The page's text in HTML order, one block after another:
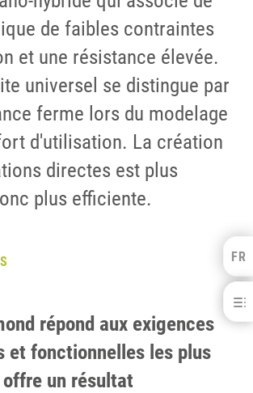
FR
BÉNÉFICES
TELECHARGEMENTS
CONTACT
PRODUITS ASSOCIÉS
de faibles contraintes
et une résistance élevée.
universel se distingue par
ferme lors du modelage
d'utilisation. La création
directes est plus
plus efficiente.
répond aux exigences
et fonctionnelles les plus
un résultat